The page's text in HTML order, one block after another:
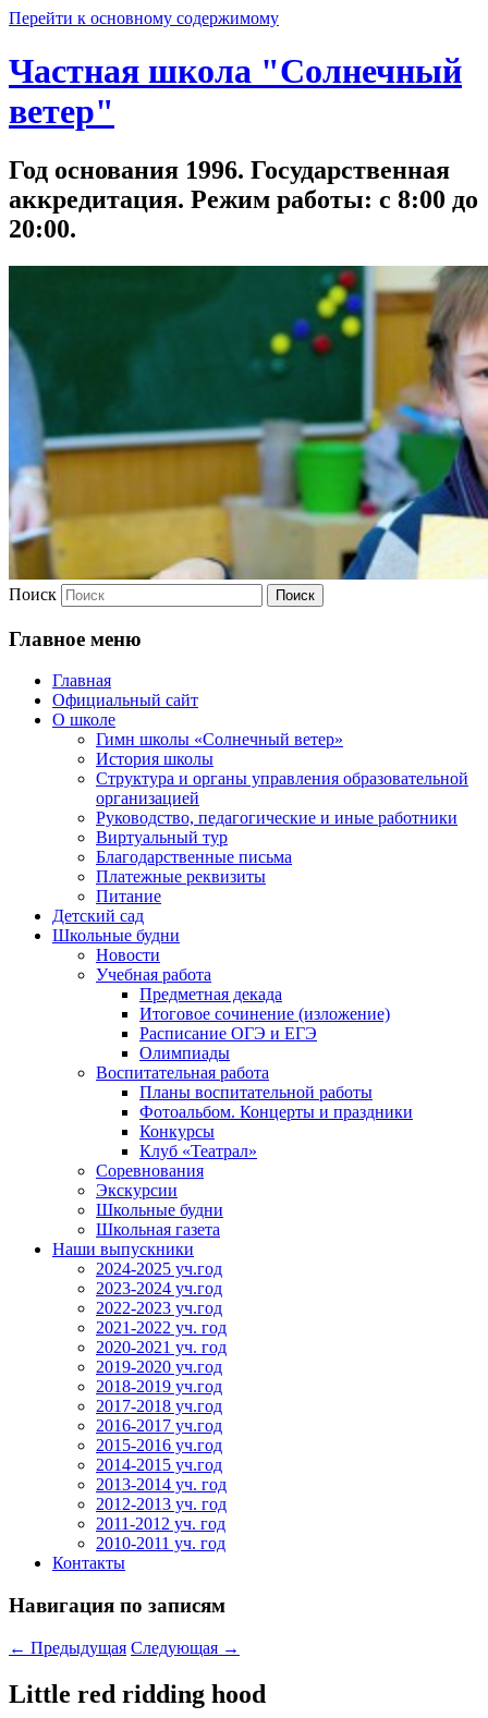
Перейти к основному содержимому
Частная школа "Солнечный
ветер"
Год основания 1996. Государственная
аккредитация. Режим работы: с 8:00 до
20:00.
Поиск
Главное меню
Главная
Официальный сайт
О школе
Гимн школы «Солнечный ветер»
История школы
Структура и органы управления образовательной
организацией
Руководство, педагогические и иные работники
Виртуальный тур
Благодарственные письма
Платежные реквизиты
Питание
Детский сад
Школьные будни
Новости
Учебная работа
Предметная декада
Итоговое сочинение (изложение)
Расписание ОГЭ и ЕГЭ
Олимпиады
Воспитательная работа
Планы воспитательной работы
Фотоальбом. Концерты и праздники
Конкурсы
Клуб «Театрал»
Соревнования
Экскурсии
Школьные будни
Школьная газета
Наши выпускники
2024-2025 уч.год
2023-2024 уч.год
2022-2023 уч.год
2021-2022 уч. год
2020-2021 уч. год
2019-2020 уч.год
2018-2019 уч.год
2017-2018 уч.год
2016-2017 уч.год
2015-2016 уч.год
2014-2015 уч.год
2013-2014 уч. год
2012-2013 уч. год
2011-2012 уч. год
2010-2011 уч. год
Контакты
Навигация по записям
← Предыдущая Следующая →
Little red ridding hood